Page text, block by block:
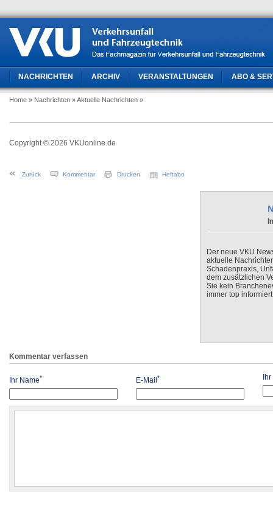
NACHRICHTEN ARCHIV VERANSTALTUNGEN ABO &
Home » Nachrichten » Aktuelle Nachrichten »
Copyright © 2026 VKUonline.de
Zurück Kommentar Drucken Heftabo
Der neue VKU
aktuelle
Schadenpraxis,
dem zusätzlichen
Sie kein
immer top
Kommentar verfassen
Ihr Name* E-Mail *